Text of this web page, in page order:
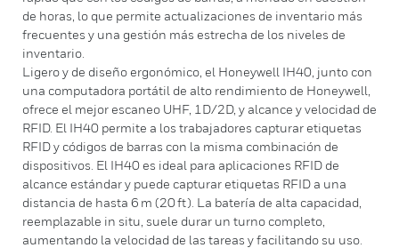
de horas, lo que permite actualizaciones de inventario más
frecuentes y una gestión más estrecha de los niveles de
inventario.
Ligero y de diseño ergonómico, el Honeywell IH40, junto con
una computadora portátil de alto rendimiento de Honeywell,
ofrece el mejor escaneo UHF, 1D/2D, y alcance y velocidad de
RFID. El IH40 permite a los trabajadores capturar etiquetas
RFID y códigos de barras con la misma combinación de
dispositivos. El IH40 es ideal para aplicaciones RFID de
alcance estándar y puede capturar etiquetas RFID a una
distancia de hasta 6 m (20 ft). La batería de alta capacidad,
reemplazable in situ, suele durar un turno completo,
aumentando la velocidad de las tareas y facilitando su uso.